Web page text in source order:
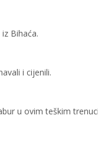
Bihaća.
i cijenili.
u ovim teškim